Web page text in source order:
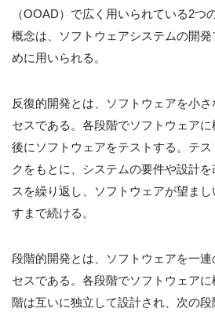
（OOAD）で広く用いられている2つ
概念は、ソフトウェアシステムの開
めに用いられる。
反復的開発とは、ソフトウェアを小
セスである。各段階でソフトウェア
後にソフトウェアをテストする。テ
クをもとに、システムの要件や設計
スを繰り返し、ソフトウェアが望ま
すまで続ける。
段階的開発とは、ソフトウェアを一
セスである。各段階でソフトウェア
階は互いに独立して設計され、次の